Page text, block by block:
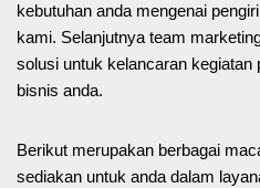
kebutuhan anda mengenai
kami. Selanjutnya team
solusi untuk kelancaran kegiatan
bisnis anda.
Berikut merupakan berbagai
sediakan untuk anda dalam